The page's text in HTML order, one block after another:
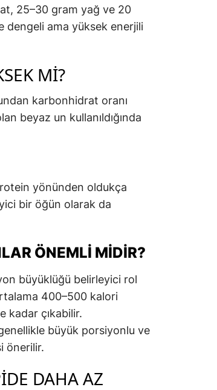
25–30 gram yağ ve 20
dengeli ama yüksek enerjili
MI?
karbonhidrat oranı
beyaz un kullanıldığında
yönünden oldukça
bir öğün olarak da
ÖNEMLI MIDIR?
büyüklüğü belirleyici rol
400–500 kalori
kadar çıkabilir.
büyük porsiyonlu ve
önerilir.
DAHA AZ